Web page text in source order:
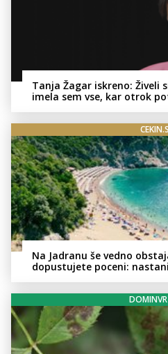
Tanja Žagar iskreno: Živeli
imela sem vse, kar otrok
Na Jadranu še vedno
dopustujete poceni: